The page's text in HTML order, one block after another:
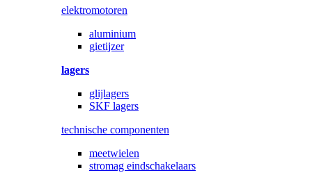
elektromotoren
aluminium
gietijzer
lagers
glijlagers
SKF lagers
technische componenten
meetwielen
stromag eindschakelaars